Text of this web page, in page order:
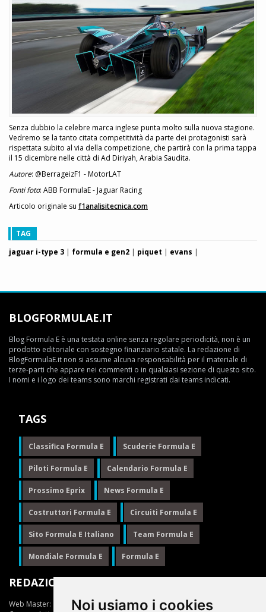
Noi usiamo i cookies
Senza dubbio la celebre marca inglese punta molto sulla nuova stagione.
Vedremo se la tanto citata competitività da parte dei protagonisti sarà
rispettata subito al via della competizione, che partirà con la prima tappa
il 15 dicembre nelle città di Ad Diriyah, Arabia Saudita.
Autore: @BerrageizF1 - MotorLAT
Fonti foto: ABB FormulaE - Jaguar Racing
Articolo originale su f1analisitecnica.com
TAG
jaguar i-type 3 | formula e gen2 | piquet | evans |
BLOGFORMULAE.IT
Blog Formula E è una testata online senza regolare periodicità, non è un
prodotto editoriale con sostegno finanziario statale. La redazione di
BlogFormulaE.it non si assume alcuna responsabilità per il materiale di
terze-parti che appare nei commenti o in qualsiasi sezione di questo sito.
I nomi e i logo dei teams sono marchi registrati dai teams indicati.
TAGS
Classifica Formula E Scuderie Formula E
Piloti Formula E Calendario Formula E
Prossimo Eprix News Formula E
Costruttori Formula E Circuiti Formula E
Sito Formula E Italiano Team Formula E
Mondiale Formula E Formula E
REDAZIONE
Web Master:
Ing.Daniele Muscarella